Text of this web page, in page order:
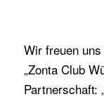
Wir freuen
„Zonta Club
Partnerschaft: